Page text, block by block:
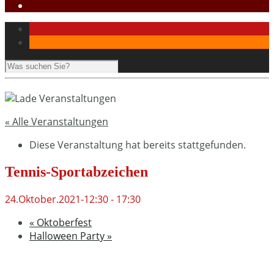
« Alle Veranstaltungen
Diese Veranstaltung hat bereits stattgefunden.
Tennis-Sportabzeichen
24.Oktober.2021-12:30- 17:30
« Oktoberfest
Halloween Party»